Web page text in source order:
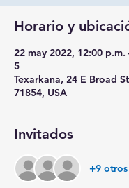
Horario y
22 may 2022, 12:00 p.m.
5
Texarkana, 24 E Broad
71854, USA
Invitados
+9